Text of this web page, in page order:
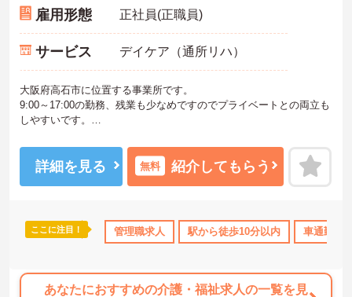
雇用形態 正社員(正職員)
サービス デイケア（通所リハ）
大阪府高石市に位置する事業所です。
9:00～17:00の勤務、残業も少なめですのでプライベートとの両立も
しやすいです。
たしますのでお気軽にご相談ください！
詳細を見る 無料 紹介してもらう
ここに注目！ 管理職求人 駅から徒歩10分以内 車通勤可
あなたにおすすめの介護・福祉求人の一覧を見